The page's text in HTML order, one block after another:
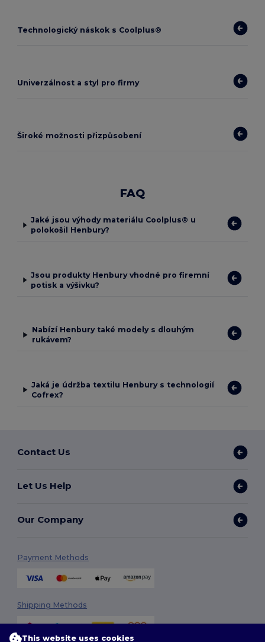
Technologický náskok s Coolplus®
Univerzálnost a styl pro firmy
Široké možnosti přizpůsobení
FAQ
Jaké jsou výhody materiálu Coolplus® u
polokošil Henbury?
Jsou produkty Henbury vhodné pro firemní
potisk a výšivku?
Nabízí Henbury také modely s dlouhým
rukávem?
Jaká je údržba textilu Henbury s technologií
Cofrex?
Contact Us
Let Us Help
Our Company
Payment Methods
Shipping Methods
This website uses cookies